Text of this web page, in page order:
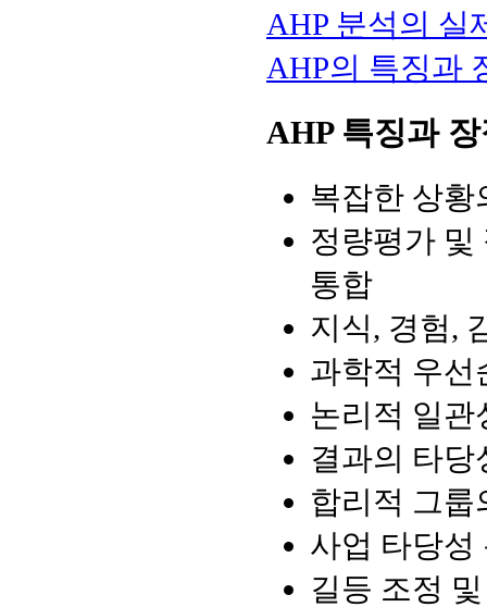
AHP 분석의 실
AHP의 특징과
AHP 특징과
복잡한 상황
정량평가 및
통합
지식, 경험,
과학적 우선
논리적 일관
결과의 타당
합리적 그룹
사업 타당성
길등 조정